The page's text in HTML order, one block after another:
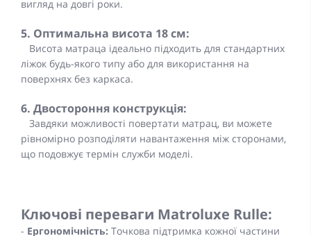
вигляд на довгі роки.
5. Оптимальна висота 18 см:
Висота матраца ідеально підходить для стандартних
ліжок будь-якого типу або для використання на
поверхнях без каркаса.
6. Двостороння конструкція:
Завдяки можливості повертати матрац, ви можете
рівномірно розподіляти навантаження між сторонами,
що подовжує термін служби моделі.
Ключові переваги Matroluxe Rulle:
- Ергономічність: Точкова підтримка кожної частини